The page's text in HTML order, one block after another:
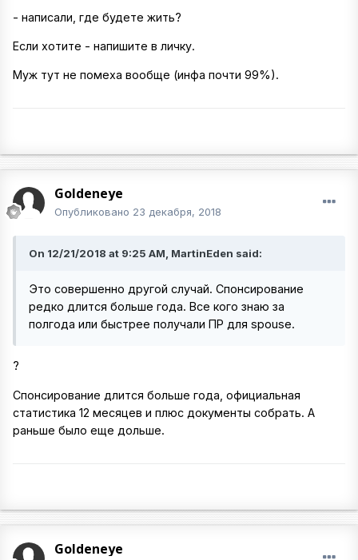
- написали, где будете жить?
Если хотите - напишите в личку.
Муж тут не помеха вообще (инфа почти 99%).
Goldeneye
Опубликовано 23 декабря, 2018
On 12/21/2018 at 9:25 AM, MartinEden said:
Это совершенно другой случай. Спонсирование
редко длится больше года. Все кого знаю за
полгода или быстрее получали ПР для spouse.
?
Спонсирование длится больше года, официальная
статистика 12 месяцев и плюс документы собрать. А
раньше было еще дольше.
Goldeneye